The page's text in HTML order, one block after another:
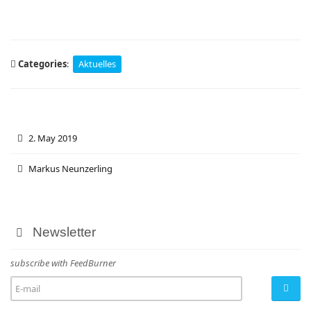
Categories: Aktuelles
2. May 2019
Markus Neunzerling
Newsletter
subscribe with FeedBurner